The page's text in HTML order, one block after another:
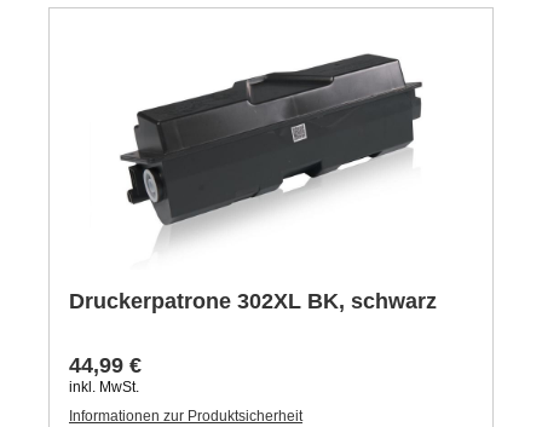
Druckerpatrone 302XL BK, schwarz
44,99 €
inkl. MwSt.
Informationen zur Produktsicherheit